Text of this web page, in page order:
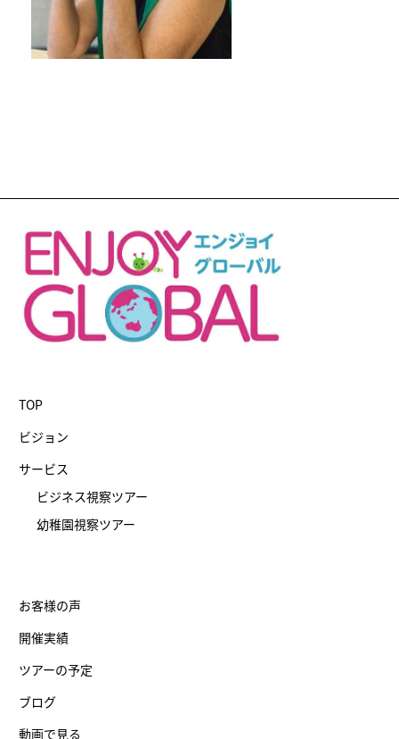
TOP
ビジョン
サービス
ビジネス視察ツアー
幼稚園視察ツアー
お客様の声
開催実績
ツアーの予定
ブログ
動画で見る